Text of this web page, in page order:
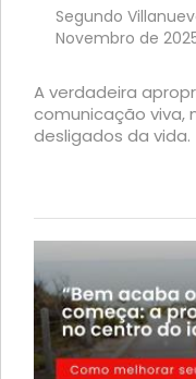
Segundo
Novembro de
A verdadeira
comunicação viva,
desligados da vida.